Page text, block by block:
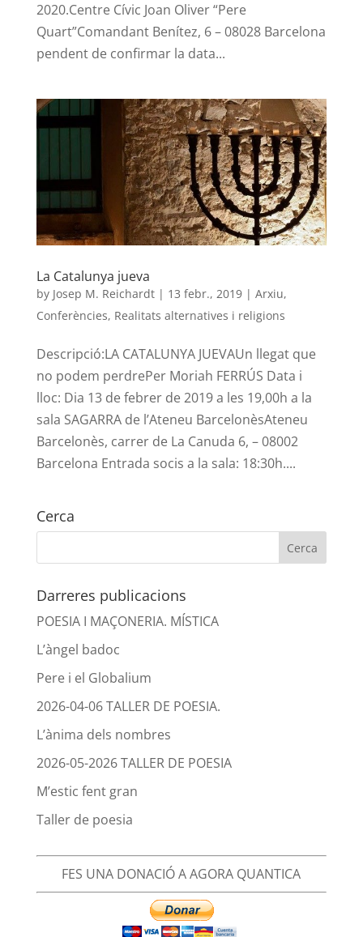
2020.Centre Cívic Joan Oliver “Pere
Quart”Comandant Benítez, 6 – 08028 Barcelona
pendent de confirmar la data...
La Catalunya jueva
by Josep M. Reichardt| 13 febr., 2019| Arxiu,
Conferències, Realitats alternatives i religions
Descripció:LA CATALUNYA JUEVAUn llegat que
no podem perdrePer Moriah FERRÚS Data i
lloc: Dia 13 de febrer de 2019 a les 19,00h a la
sala SAGARRA de l’Ateneu BarcelonèsAteneu
Barcelonès, carrer de La Canuda 6, – 08002
Barcelona Entrada socis a la sala: 18:30h....
Cerca
Darreres publicacions
POESIA I MAÇONERIA. MÍSTICA
L’àngel badoc
Pere i el Globalium
2026-04-06 TALLER DE POESIA.
L’ànima dels nombres
2026-05-2026 TALLER DE POESIA
M’estic fent gran
Taller de poesia
FES UNA DONACIÓ A AGORA QUANTICA